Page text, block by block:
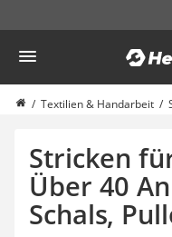
Haushalt & Freizeit
Diascanner
Walkie-Talkie Kinder
Stunt-Scooter
Gusseisen Bräter
Induktionskochfeld
Tischgeschirrspüler
Elektronische Dartscheibe
Textilien & Handarbeit
Stricken
Über 40
Schals,